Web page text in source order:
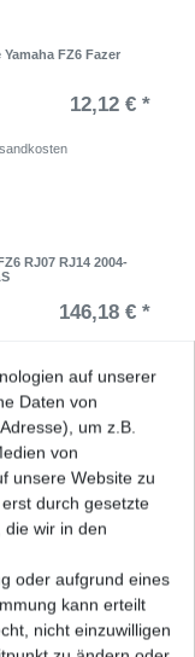
FZ6 Fazer
12,12 € *
RJ07 RJ14 2004-
146,18 € *
RJ07 RJ14 2004-
B&S
170,46 € *
auf unserer
Daten von
um z.B.
von
unsere Website zu
durch gesetzte
die wir in den
oder aufgrund eines
kann erteilt
nicht einzuwilligen